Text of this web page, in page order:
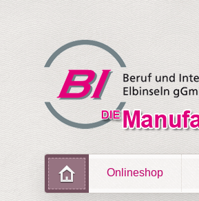
Onlineshop